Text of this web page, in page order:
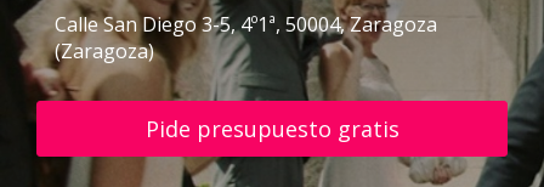
Calle San Diego 3-5, 4º1ª, 50004, Zaragoza
(Zaragoza)
Pide presupuesto gratis